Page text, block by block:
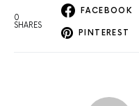
0
SHARES
FACEBOOK
PINTEREST